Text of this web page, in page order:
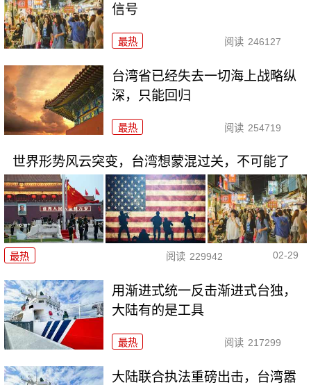
信号
最热 阅读 246127
台湾省已经失去一切海上战略纵
深，只能回归
最热 阅读 254719
世界形势风云突变，台湾想蒙混过关，不可能了
最热 阅读 229942 02-29
用渐进式统一反击渐进式台独，
大陆有的是工具
最热 阅读 217299
大陆联合执法重磅出击，台湾嚣